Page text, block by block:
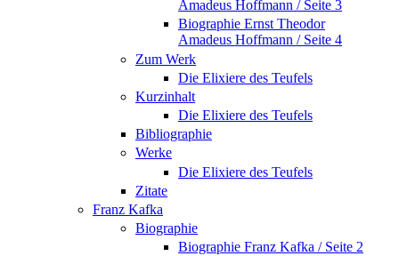
Amadeus Hoffmann / Seite 3
Biographie Ernst Theodor
Amadeus Hoffmann / Seite 4
Zum Werk
Die Elixiere des Teufels
Kurzinhalt
Die Elixiere des Teufels
Bibliographie
Werke
Die Elixiere des Teufels
Zitate
Franz Kafka
Biographie
Biographie Franz Kafka / Seite 2